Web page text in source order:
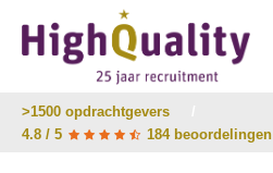
>1500 opdrachtgevers
4.8 / 5
184 beoordelingen